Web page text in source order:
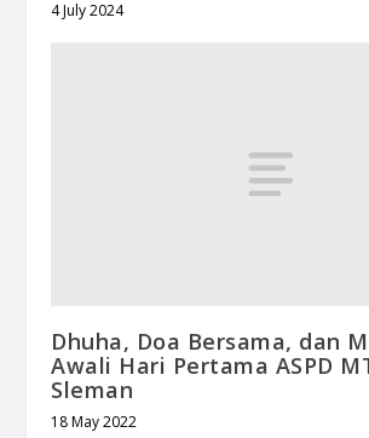
4 July 2024
Dhuha, Doa Bersama, dan
Awali Hari Pertama ASPD
Sleman
18 May 2022